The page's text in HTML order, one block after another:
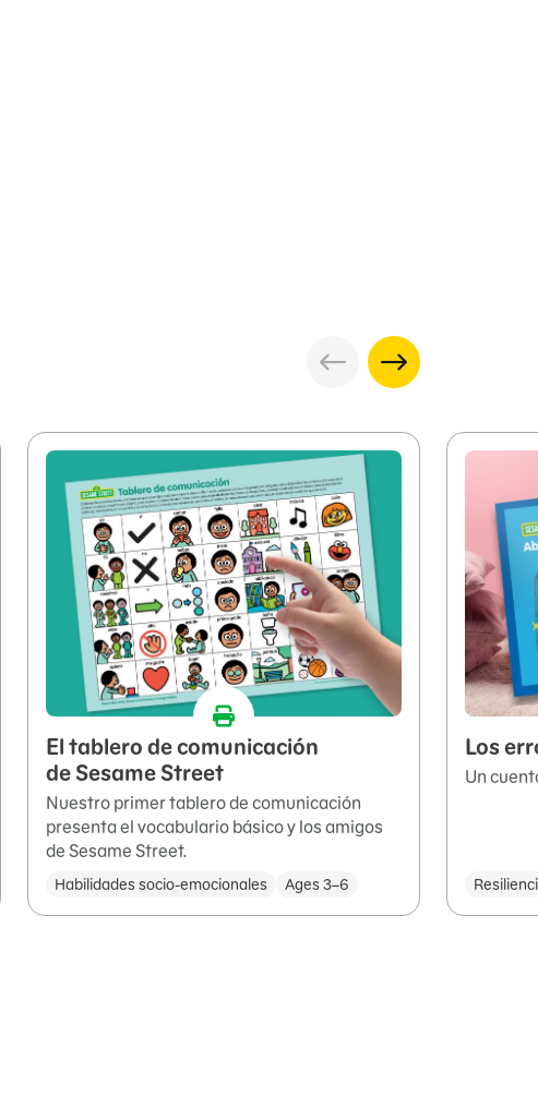
El tablero de comunicación
de Sesame Street
Nuestro primer tablero de comunicación
presenta el vocabulario básico y los amigos
de Sesame Street.
Habilidades socio-emocionales Ages 3–6
Los
Un